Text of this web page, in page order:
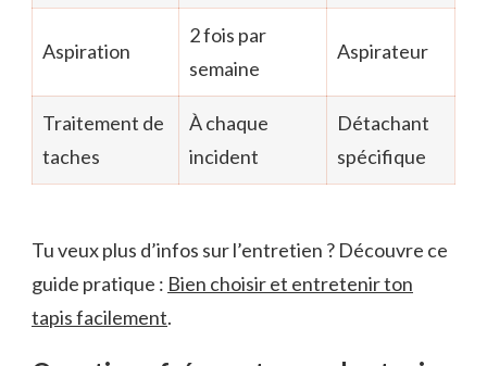
Aspiration
2 fois par
semaine
Aspirateur
Traitement de
taches
À chaque
incident
Détachant
spécifique
Tu veux plus d’infos sur l’entretien ? Découvre ce
guide pratique : Bien choisir et entretenir ton
tapis facilement.